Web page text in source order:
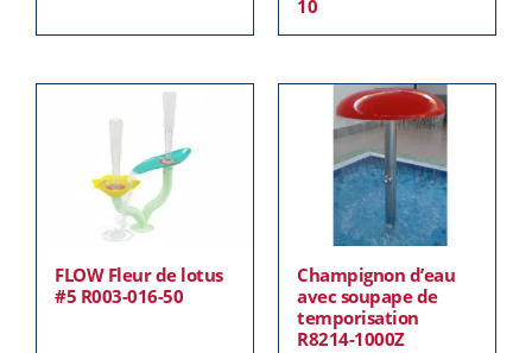
10
FLOW Fleur de lotus
#5 R003-016-50
Champignon d’eau
avec soupape de
temporisation
R8214-1000Z